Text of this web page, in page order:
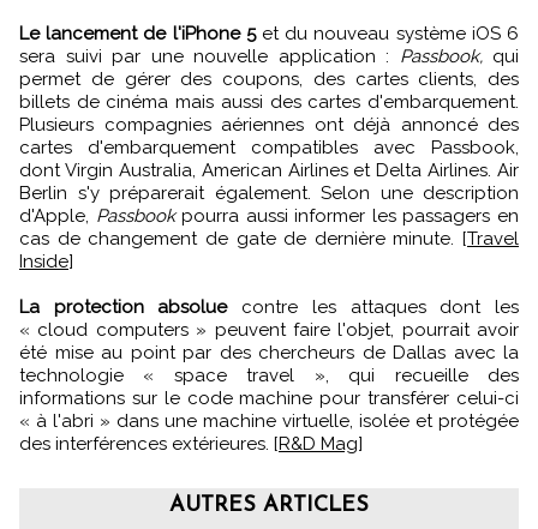
Le lancement de l'iPhone 5 et du nouveau système iOS 6
sera suivi par une nouvelle application : Passbook, qui
permet de gérer des coupons, des cartes clients, des
billets de cinéma mais aussi des cartes d'embarquement.
Plusieurs compagnies aériennes ont déjà annoncé des
cartes d'embarquement compatibles avec Passbook,
dont Virgin Australia, American Airlines et Delta Airlines. Air
Berlin s'y préparerait également. Selon une description
d'Apple, Passbookpourra aussi informer les passagers en
cas de changement de gate de dernière minute. [Travel
Inside]
La protection absolue contre les attaques dont les
« cloud computers » peuvent faire l'objet, pourrait avoir
été mise au point par des chercheurs de Dallas avec la
technologie « space travel », qui recueille des
informations sur le code machine pour transférer celui-ci
« à l'abri » dans une machine virtuelle, isolée et protégée
des interférences extérieures. [R&D Mag]
AUTRES ARTICLES